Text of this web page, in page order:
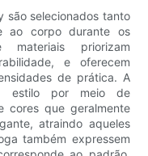
são selecionados tanto
ao corpo durante os
materiais priorizam
e oferecem
de prática. A
estilo por meio de
cores que geralmente
atraindo aqueles
também expressem